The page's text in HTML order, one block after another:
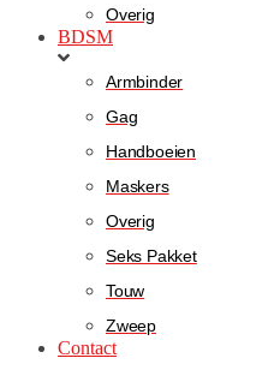
Overig
BDSM
Armbinder
Gag
Handboeien
Maskers
Overig
Seks Pakket
Touw
Zweep
Contact